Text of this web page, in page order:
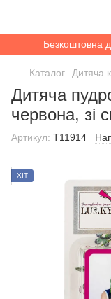
Безкоштовна
Каталог Дитяча
Дитяча
червона, зі
Артикул: T11914
ХІТ